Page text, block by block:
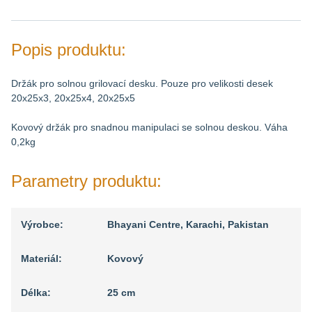
Popis produktu:
Držák pro solnou grilovací desku. Pouze pro velikosti desek
20x25x3, 20x25x4, 20x25x5
Kovový držák pro snadnou manipulaci se solnou deskou. Váha
0,2kg
Parametry produktu:
Výrobce: Bhayani Centre, Karachi, Pakistan
Materiál: Kovový
Délka: 25 cm